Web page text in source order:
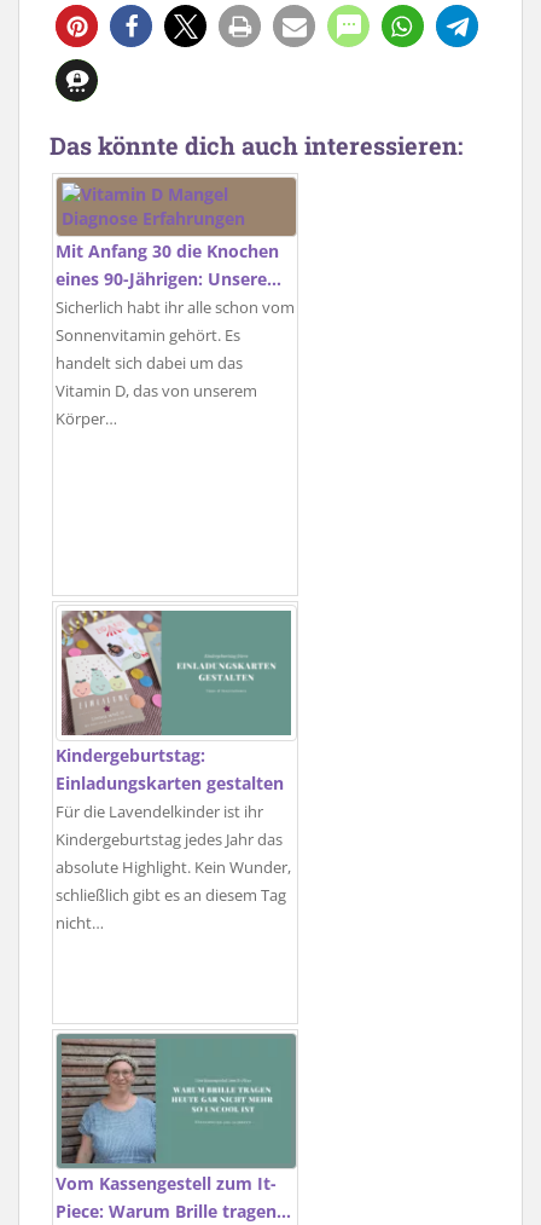
Das könnte dich auch interessieren:
Mit Anfang 30 die Knochen
eines 90-Jährigen: Unsere…
Sicherlich habt ihr alle schon vom
Sonnenvitamin gehört. Es
handelt sich dabei um das
Vitamin D, das von unserem
Körper…
Kindergeburtstag:
Einladungskarten gestalten
Für die Lavendelkinder ist ihr
Kindergeburtstag jedes Jahr das
absolute Highlight. Kein Wunder,
schließlich gibt es an diesem Tag
nicht…
Vom Kassengestell zum It-
Piece: Warum Brille tragen…